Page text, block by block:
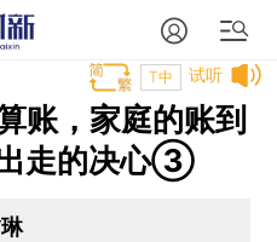
试听
T中
账，家庭的账到
出走的决心③